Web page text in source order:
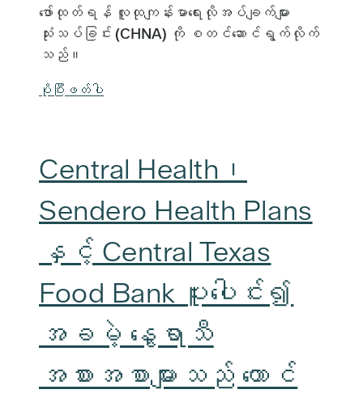
ဖော်ထုတ်ရန် လူထုကျန်းမာရေးလိုအပ်ချက်များ
သုံးသပ်ခြင်း (CHNA) ကို စတင်ဆောင်ရွက်လိုက်
သည်။
ပိုပြီးဖတ်ပါ
Central Health၊
Sendero Health Plans
နှင့် Central Texas
Food Bank ပူးပေါင်း၍
အခမဲ့ နွေရာသီ
အစားအစာများသည် တောင်